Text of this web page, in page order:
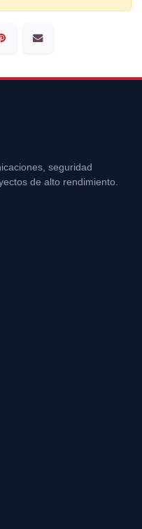
seguridad
de alto rendimiento.